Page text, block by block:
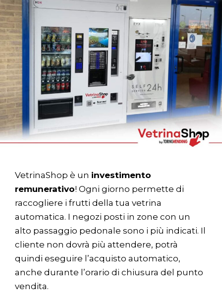
VetrinaShop è un investimento
remunerativo! Ogni giorno permette di
raccogliere i frutti della tua vetrina
automatica. I negozi posti in zone con un
alto passaggio pedonale sono i più indicati. Il
cliente non dovrà più attendere, potrà
quindi eseguire l’acquisto automatico,
anche durante l’orario di chiusura del punto
vendita.